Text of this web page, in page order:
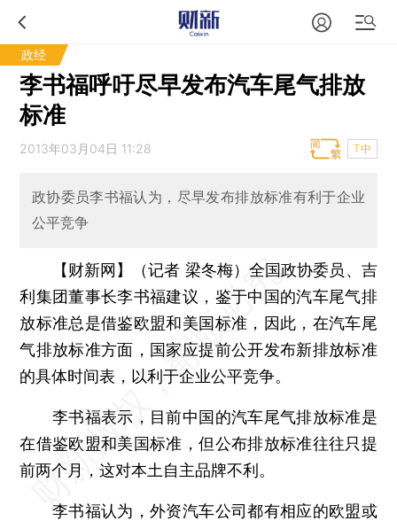
政经
李书福呼吁尽早发布汽车尾气排放
标准
2013年03月04日 11:28 T中
政协委员李书福认为，尽早发布排放标准有利于企业
公平竞争
【财新网】（记者 梁冬梅） 全国政协委员、吉
利集团董事长李书福建议，鉴于中国的汽车尾气排
放标准总是借鉴欧盟和美国标准，因此，在汽车尾
气排放标准方面，国家应提前公开发布新排放标准
的具体时间表，以利于企业公平竞争。
李书福表示，目前中国的汽车尾气排放标准是
在借鉴欧盟和美国标准，但公布排放标准往往只提
前两个月，这对本土自主品牌不利。
李书福认为，外资汽车公司都有相应的欧盟或